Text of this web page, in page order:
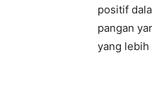
positif
pangan
yang lebih